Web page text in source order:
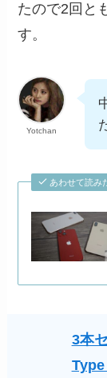
たので2回と
す。
Yotchan
あわせて読み
3本